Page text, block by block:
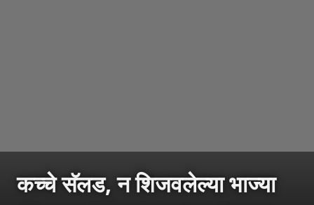
कच्चे सॅलड, न शिजवलेल्या भाज्या